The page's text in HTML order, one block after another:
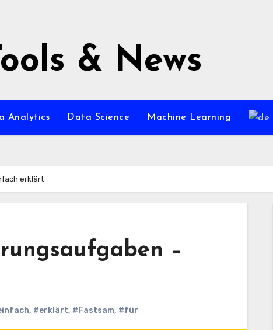
& News
Analytics Data Science Machine Learning
erklärt
–
, #erklärt, #Fastsam, #für